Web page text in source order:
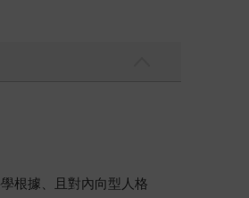
根據、且對內向型人格